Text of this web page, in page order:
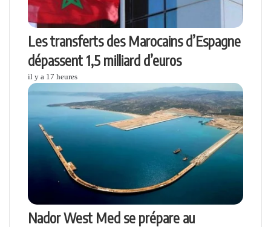
Les transferts des Marocains d’Espagne
dépassent 1,5 milliard d’euros
il y a 17 heures
Nador West Med se prépare au